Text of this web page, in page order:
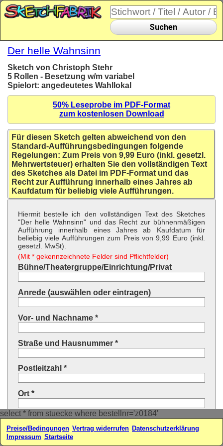
select * from stuecke where bestellnr='z0184'
Suchen
Der helle Wahnsinn
Sketch von Christoph Stehr
5 Rollen - Besetzung w/m variabel
Spielort: angedeutetes Wahllokal
50% Leseprobe im PDF-Format
zum kostenlosen Download
Für diesen Sketch gelten abweichend von den
Standard-Aufführungsbedingungen folgende
Regelungen: Zum Preis von 9,99 Euro (inkl. gesetzl.
Mehrwertsteuer) erhalten Sie den vollständigen Text
des Sketches als Datei im PDF-Format und das
Recht zur Aufführung innerhalb eines Jahres ab
Kaufdatum für beliebig viele Aufführungen.
Hiermit bestelle ich den vollständigen Text des Sketches
"Der helle Wahnsinn" und das Recht zur bühnenmäßigen
Aufführung innerhalb eines Jahres ab Kaufdatum für
beliebig viele Aufführungen zum Preis von 9,99 Euro (inkl.
gesetzl. MwSt).
(Mit * gekennzeichnete Felder sind Pflichtfelder)
Bühne/Theatergruppe/Einrichtung/Privat
Anrede (auswählen oder eintragen)
Vor- und Nachname *
Straße und Hausnummer *
Postleitzahl *
Ort *
Land * (auswählen oder eintragen)
Ihre E-Mail-Adresse*
Preise/Bedingungen Vertrag widerrufen Datenschutzerklärung
Impressum Startseite